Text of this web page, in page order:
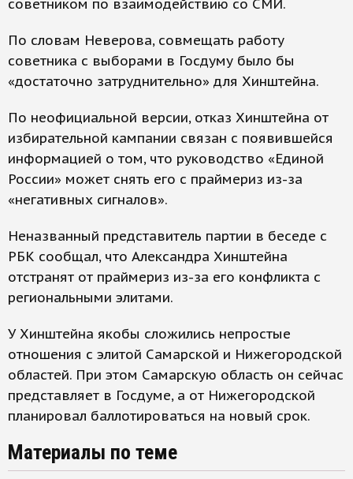
советником по взаимодействию со СМИ.
По словам Неверова, совмещать работу
советника с выборами в Госдуму было бы
«достаточно затруднительно» для Хинштейна.
По неофициальной версии, отказ Хинштейна от
избирательной кампании связан с появившейся
информацией о том, что руководство «Единой
России» может снять его с праймериз из-за
«негативных сигналов».
Неназванный представитель партии в беседе с
РБК сообщал, что Александра Хинштейна
отстранят от праймериз из-за его конфликта с
региональными элитами.
У Хинштейна якобы сложились непростые
отношения с элитой Самарской и Нижегородской
областей. При этом Самарскую область он сейчас
представляет в Госдуме, а от Нижегородской
планировал баллотироваться на новый срок.
Материалы по теме